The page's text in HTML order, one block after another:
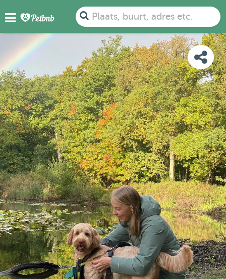
Plaats, buurt, adres etc.
FOTO'S DETAILS BESCHIKBAARHEID
KAART